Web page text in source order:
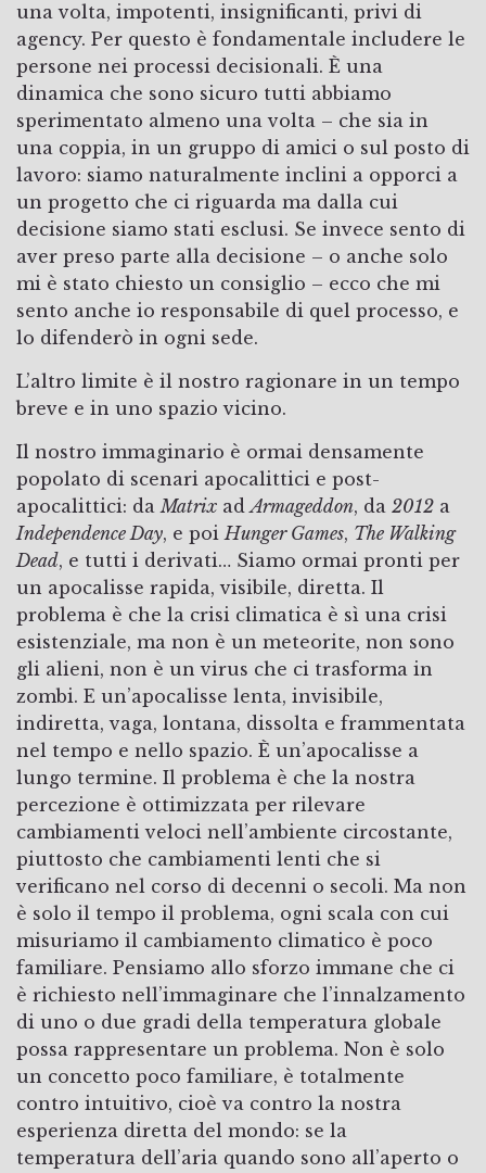
una volta, impotenti, insignificanti, privi di
agency. Per questo è fondamentale includere le
persone nei processi decisionali. È una
dinamica che sono sicuro tutti abbiamo
sperimentato almeno una volta – che sia in
una coppia, in un gruppo di amici o sul posto di
lavoro: siamo naturalmente inclini a opporci a
un progetto che ci riguarda ma dalla cui
decisione siamo stati esclusi. Se invece sento di
aver preso parte alla decisione – o anche solo
mi è stato chiesto un consiglio – ecco che mi
sento anche io responsabile di quel processo, e
lo difenderò in ogni sede.
L’altro limite è il nostro ragionare in un tempo
breve e in uno spazio vicino.
Il nostro immaginario è ormai densamente
popolato di scenari apocalittici e post-
apocalittici: daMatrix adArmageddon, da 2012 a
Independence Day, e poiHunger Games, The Walking
Dead, e tutti i derivati… Siamo ormai pronti per
un apocalisse rapida, visibile, diretta. Il
problema è che la crisi climatica è sì una crisi
esistenziale, ma non è un meteorite, non sono
gli alieni, non è un virus che ci trasforma in
zombi. E un’apocalisse lenta, invisibile,
indiretta, vaga, lontana, dissolta e frammentata
nel tempo e nello spazio. È un’apocalisse a
lungo termine. Il problema è che la nostra
percezione è ottimizzata per rilevare
cambiamenti veloci nell’ambiente circostante,
piuttosto che cambiamenti lenti che si
verificano nel corso di decenni o secoli. Ma non
è solo il tempo il problema, ogni scala con cui
misuriamo il cambiamento climatico è poco
familiare. Pensiamo allo sforzo immane che ci
è richiesto nell’immaginare che l’innalzamento
di uno o due gradi della temperatura globale
possa rappresentare un problema. Non è solo
un concetto poco familiare, è totalmente
contro intuitivo, cioè va contro la nostra
esperienza diretta del mondo: se la
temperatura dell’aria quando sono all’aperto o